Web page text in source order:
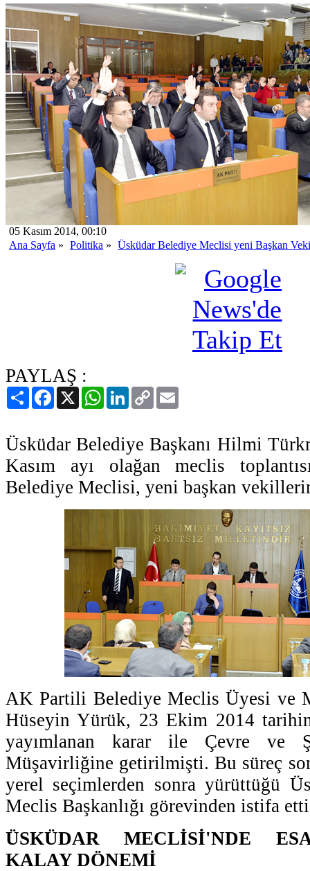
05 Kasım 2014, 00:10
Ana Sayfa » Politika » Üsküdar Belediye Meclisi yeni Başkan
PAYLAŞ :
PaylaşFacebook
X WhatsAppLinkedIn
Copy
Link
Üsküdar Belediye Başkanı Hilmi
Kasım ayı olağan meclis
Belediye Meclisi, yeni başkan
AK Partili Belediye Meclis Üyesi ve
Hüseyin Yürük, 23 Ekim 2014
yayımlanan karar ile Çevre ve
Müşavirliğine getirilmişti. Bu süreç
yerel seçimlerden sonra yürüttüğü
Meclis Başkanlığı görevinden istifa
ÜSKÜDAR MECLİSİ'NDE
KALAY DÖNEMİ